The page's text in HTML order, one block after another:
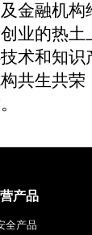
金融机构
业的热土
术和知识
共生共荣
产品
全产品